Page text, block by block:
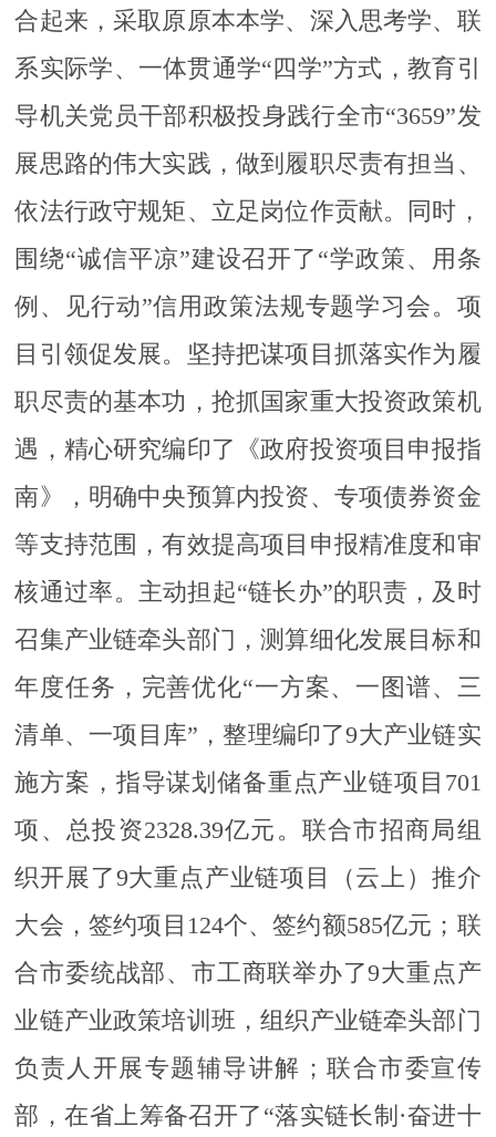
合起来，采取原原本本学、深入思考学、联
系实际学、一体贯通学“四学”方式，教育引
导机关党员干部积极投身践行全市“3659”发
展思路的伟大实践，做到履职尽责有担当、
依法行政守规矩、立足岗位作贡献。同时，
围绕“诚信平凉”建设召开了“学政策、用条
例、见行动”信用政策法规专题学习会。项
目引领促发展。坚持把谋项目抓落实作为履
职尽责的基本功，抢抓国家重大投资政策机
遇，精心研究编印了《政府投资项目申报指
南》，明确中央预算内投资、专项债券资金
等支持范围，有效提高项目申报精准度和审
核通过率。主动担起“链长办”的职责，及时
召集产业链牵头部门，测算细化发展目标和
年度任务，完善优化“一方案、一图谱、三
清单、一项目库”，整理编印了9大产业链实
施方案，指导谋划储备重点产业链项目701
项、总投资2328.39亿元。联合市招商局组
织开展了9大重点产业链项目（云上）推介
大会，签约项目124个、签约额585亿元；联
合市委统战部、市工商联举办了9大重点产
业链产业政策培训班，组织产业链牵头部门
负责人开展专题辅导讲解；联合市委宣传
部，在省上筹备召开了“落实链长制·奋进十